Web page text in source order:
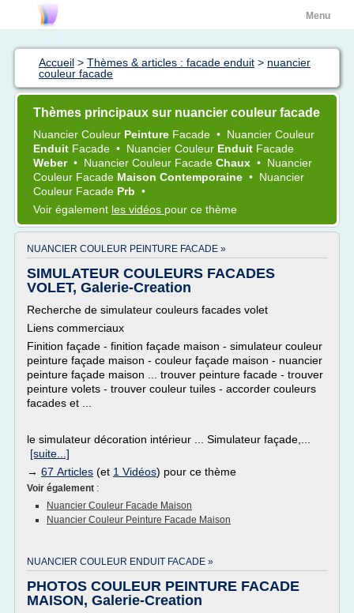
Menu
Accueil > Thèmes & articles : facade enduit > nuancier
couleur facade
Thèmes principaux sur nuancier couleur facade
Nuancier Couleur Peinture Facade • Nuancier Couleur
Enduit Facade • Nuancier Couleur Enduit Facade
Weber • Nuancier Couleur Facade Chaux • Nuancier
Couleur Facade Maison Contemporaine • Nuancier
Couleur Facade Prb •
Voir également les vidéos pour ce thème
NUANCIER COULEUR PEINTURE FACADE »
SIMULATEUR COULEURS FACADES
VOLET, Galerie-Creation
Recherche de simulateur couleurs facades volet
Liens commerciaux
Finition façade - finition façade maison - simulateur couleur
peinture façade maison - couleur façade maison - nuancier
peinture façade maison ... trouver peinture facade - trouver
peinture volets - trouver couleur tuiles - accorder couleurs
facades et ...
le simulateur décoration intérieur ... Simulateur façade,...
[suite...]
→ 67 Articles (et 1 Vidéos) pour ce thème
Voir également :
Nuancier Couleur Facade Maison
Nuancier Couleur Peinture Facade Maison
NUANCIER COULEUR ENDUIT FACADE »
PHOTOS COULEUR PEINTURE FACADE
MAISON, Galerie-Creation